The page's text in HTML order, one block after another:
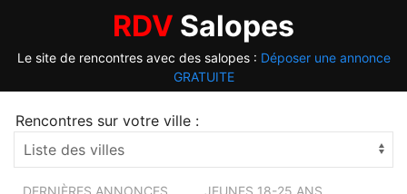
RDV Salopes
Le site de rencontres avec des salopes : Déposer une annonce
GRATUITE
Rencontres sur votre ville :
DERNIÈRES ANNONCES
JEUNES 18-25 ANS